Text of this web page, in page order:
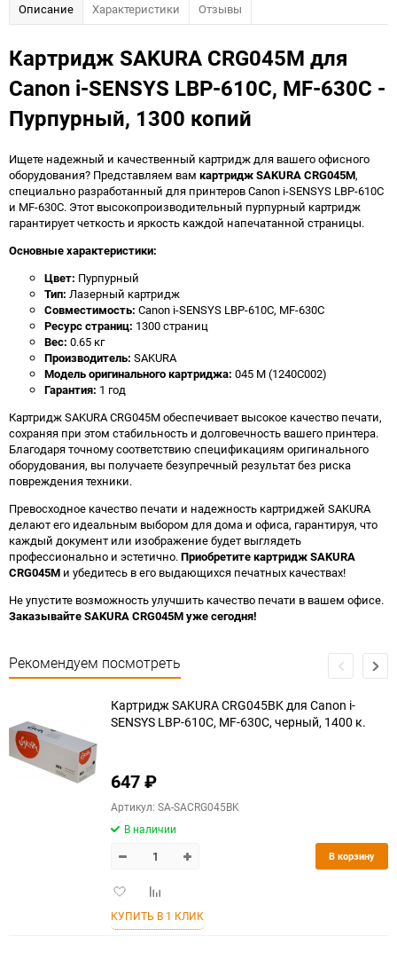
Описание Характеристики Отзывы
Картридж SAKURA CRG045M для
Canon i-SENSYS LBP-610C, MF-630C -
Пурпурный, 1300 копий
Ищете надежный и качественный картридж для вашего офисного
оборудования? Представляем вам картридж SAKURA CRG045M,
специально разработанный для принтеров Canon i-SENSYS LBP-610C
и MF-630C. Этот высокопроизводительный пурпурный картридж
гарантирует четкость и яркость каждой напечатанной страницы.
Основные характеристики:
Цвет: Пурпурный
Тип: Лазерный картридж
Совместимость: Canon i-SENSYS LBP-610C, MF-630C
Ресурс страниц: 1300 страниц
Вес: 0.65 кг
Производитель: SAKURA
Модель оригинального картриджа: 045 M (1240C002)
Гарантия: 1 год
Картридж SAKURA CRG045M обеспечивает высокое качество печати,
сохраняя при этом стабильность и долговечность вашего принтера.
Благодаря точному соответствию спецификациям оригинального
оборудования, вы получаете безупречный результат без риска
повреждения техники.
Превосходное качество печати и надежность картриджей SAKURA
делают его идеальным выбором для дома и офиса, гарантируя, что
каждый документ или изображение будет выглядеть
профессионально и эстетично.Приобретите картридж SAKURA
CRG045M и убедитесь в его выдающихся печатных качествах!
Не упустите возможность улучшить качество печати в вашем офисе.
Заказывайте SAKURA CRG045M уже сегодня!
Рекомендуем посмотреть
Картридж SAKURA CRG045BK для Canon i-
SENSYS LBP-610C, MF-630C, черный, 1400 к.
647₽
Артикул: SA-SACRG045BK
В наличии
Добавить
избранное
Добавить
сравнению
В корзину
КУПИТЬ В 1 КЛИК